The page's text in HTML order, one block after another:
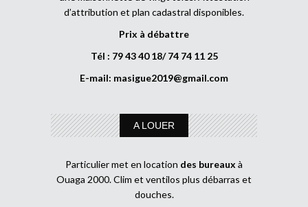
d’attribution et plan cadastral disponibles.
Prix à débattre
Tél : 79 43 40 18/ 74 74 11 25
E-mail: masigue2019@gmail.com
A LOUER
Particulier met en location des bureaux à
Ouaga 2000. Clim et ventilos plus débarras et
douches.